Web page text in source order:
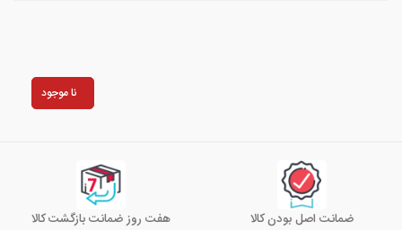
نا موجود
ضمانت اصل بودن کالا هفت روز ضمانت بازگشت کالا